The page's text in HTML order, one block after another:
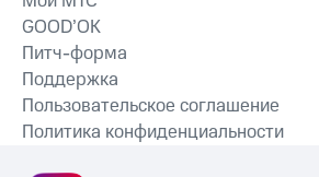
GOOD’OK
Питч-форма
Поддержка
Пользовательское соглашение
Политика конфиденциальности